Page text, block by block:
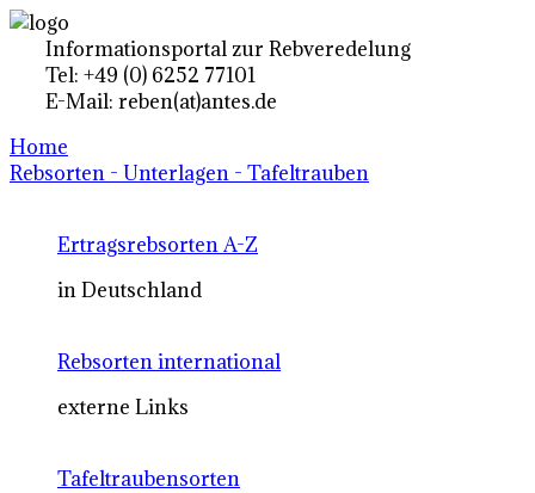
Informationsportal zur Rebveredelung
Tel: +49 (0) 6252 77101
E-Mail: reben(at)antes.de
Home
Rebsorten - Unterlagen - Tafeltrauben
Ertragsrebsorten A-Z
in Deutschland
Rebsorten international
externe Links
Tafeltraubensorten